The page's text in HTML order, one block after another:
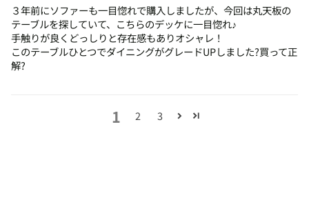
３年前にソファーも一目惚れで購入しましたが、今回は丸天板の
テーブルを探していて、こちらのデッケに一目惚れ♪
手触りが良くどっしりと存在感もありオシャレ！
このテーブルひとつでダイニングがグレードUPしました?買って正
解?
1 2 3